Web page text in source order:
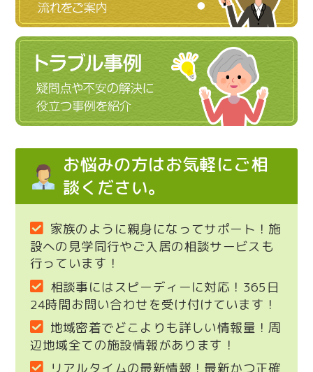
お悩みの方はお気軽にご相
談ください。
家族のように親身になってサポート！施
設への見学同行やご入居の相談サービスも
行っています！
相談事にはスピーディーに対応！365日
24時間お問い合わせを受け付けています！
地域密着でどこよりも詳しい情報量！周
辺地域全ての施設情報があります！
リアルタイムの最新情報！最新かつ正確